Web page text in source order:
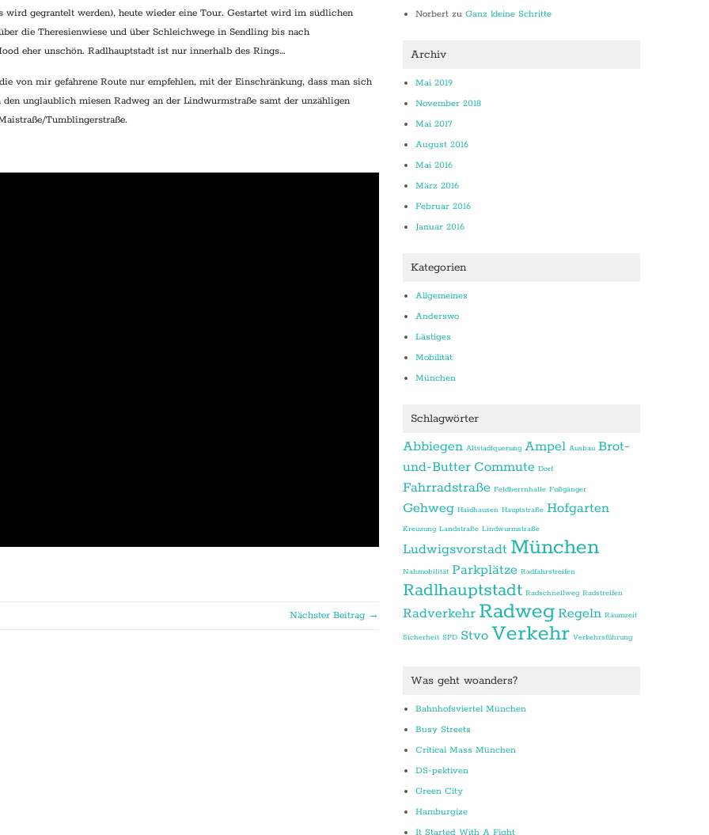
gegrantelt werden), heute wieder eine Tour. Gestartet wird im südlichen
die Theresienwiese und über Schleichwege in Sendling bis nach
eher unschön. Radlhauptstadt ist nur innerhalb des Rings…
von mir gefahrene Route nur empfehlen, mit der Einschränkung, dass man sich
unglaublich miesen Radweg an der Lindwurmstraße samt der unzähligen
Tumblingerstraße.
Nächster Beitrag →
Norbert zu Ganz kleine Schritte
Archiv
Mai 2019
November 2018
Mai 2017
August 2016
Mai 2016
März 2016
Februar 2016
Januar 2016
Kategorien
Allgemeines
Anderswo
Lästiges
Mobilität
München
Schlagwörter
Abbiegen Altstadtquerung Ampel Ausbau Brot-
und-Butter Commute Dorf
Fahrradstraße Feldherrnhalle Fußgänger
Gehweg Haidhausen Hauptstraße Hofgarten
Kreuzung Landstraße Lindwurmstraße
Ludwigsvorstadt München
Nahmobilität Parkplätze Radfahrstreifen
Radlhauptstadt Radschnellweg Radstreifen
Radverkehr RadwegRegeln Räumzeit
Sicherheit SPD StvoVerkehr Verkehrsführung
Was geht woanders?
Bahnhofsviertel München
Busy Streets
Critical Mass München
DS-pektiven
Green City
Hamburgize
It Started With A Fight